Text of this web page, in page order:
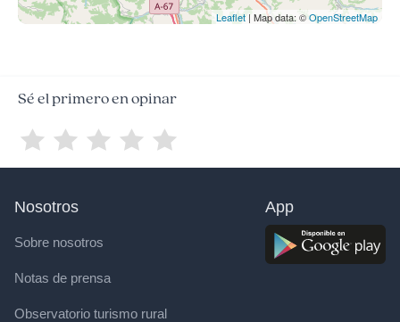
Leaflet | Map data: ©OpenStreetMap
Sé el primero en opinar
Nosotros
Sobre nosotros
Notas de prensa
Observatorio turismo rural
App